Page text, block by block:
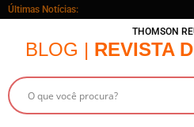
Últimas Notícias:
THOMSON
BLOG | REVISTA